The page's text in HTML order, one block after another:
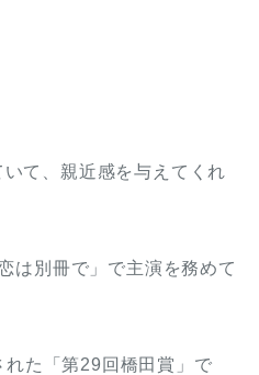
て、親近感を与えてくれ
は別冊で」で主演を務めて
た「第29回橋田賞」で